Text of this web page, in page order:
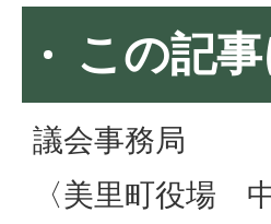
この記
議会事務局
〈美里町役場